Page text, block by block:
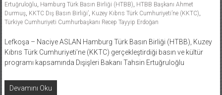
Ertuğruloğlu, Hamburg Türk Basın Birliği (HTBB), HTBB Başkanı Ahmet
Durmuş, KKTC Dış Basın Birliği’, Kuzey Kıbrıs Türk Cumhuriyeti’ne (KKTC),
Türkiye Cumhuriyeti Cumhurbaşkanı Recep Tayyip Erdoğan
Lefkoşa – Naciye ASLAN Hamburg Türk Basın Birliği (HTBB), Kuzey
Kıbrıs Türk Cumhuriyeti’ne (KKTC) gerçekleştirdiği basın ve kültür
programı kapsamında Dışişleri Bakanı Tahsin Ertuğruloğlu
Devamını Oku